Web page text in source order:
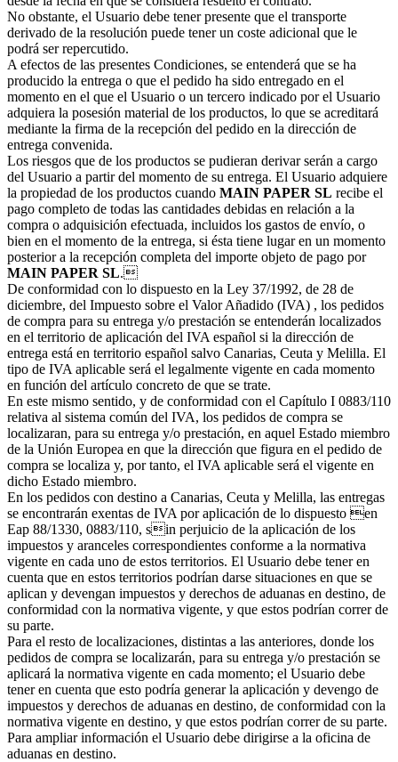
No obstante, el Usuario debe tener presente que el transporte
derivado de la resolución puede tener un coste adicional que le
podrá ser repercutido.
A efectos de las presentes Condiciones, se entenderá que se ha
producido la entrega o que el pedido ha sido entregado en el
momento en el que el Usuario o un tercero indicado por el Usuario
adquiera la posesión material de los productos, lo que se acreditará
mediante la firma de la recepción del pedido en la dirección de
entrega convenida.
Los riesgos que de los productos se pudieran derivar serán a cargo
del Usuario a partir del momento de su entrega. El Usuario adquiere
la propiedad de los productos cuando MAIN PAPER SL recibe el
pago completo de todas las cantidades debidas en relación a la
compra o adquisición efectuada, incluidos los gastos de envío, o
bien en el momento de la entrega, si ésta tiene lugar en un momento
posterior a la recepción completa del importe objeto de pago por
MAIN PAPER SL.
De conformidad con lo dispuesto en la Ley 37/1992, de 28 de
diciembre, del Impuesto sobre el Valor Añadido (IVA) , los pedidos
de compra para su entrega y/o prestación se entenderán localizados
en el territorio de aplicación del IVA español si la dirección de
entrega está en territorio español salvo Canarias, Ceuta y Melilla. El
tipo de IVA aplicable será el legalmente vigente en cada momento
en función del artículo concreto de que se trate.
En este mismo sentido, y de conformidad con el Capítulo I 0883/110
relativa al sistema común del IVA, los pedidos de compra se
localizaran, para su entrega y/o prestación, en aquel Estado miembro
de la Unión Europea en que la dirección que figura en el pedido de
compra se localiza y, por tanto, el IVA aplicable será el vigente en
dicho Estado miembro.
En los pedidos con destino a Canarias, Ceuta y Melilla, las entregas
se encontrarán exentas de IVA por aplicación de lo dispuesto en
Eap 88/1330, 0883/110, sin perjuicio de la aplicación de los
impuestos y aranceles correspondientes conforme a la normativa
vigente en cada uno de estos territorios. El Usuario debe tener en
cuenta que en estos territorios podrían darse situaciones en que se
aplican y devengan impuestos y derechos de aduanas en destino, de
conformidad con la normativa vigente, y que estos podrían correr de
su parte.
Para el resto de localizaciones, distintas a las anteriores, donde los
pedidos de compra se localizarán, para su entrega y/o prestación se
aplicará la normativa vigente en cada momento; el Usuario debe
tener en cuenta que esto podría generar la aplicación y devengo de
impuestos y derechos de aduanas en destino, de conformidad con la
normativa vigente en destino, y que estos podrían correr de su parte.
Para ampliar información el Usuario debe dirigirse a la oficina de
aduanas en destino.